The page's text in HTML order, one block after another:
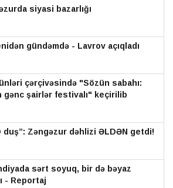
siyasi bazarlığı
gündəmdə - Lavrov açıqladı
çərçivəsində "Sözün sabahı:
gənc şairlər festivalı" keçirilib
duş”: Zəngəzur dəhlizi ƏLDƏN getdi!
sərt soyuq, bir də bəyaz
- Reportaj